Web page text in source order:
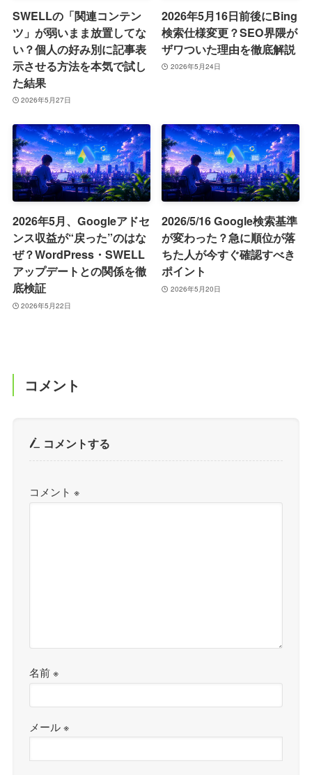
SWELLの「関連コンテン
ツ」が弱いまま放置してな
い？個人の好み別に記事表
示させる方法を本気で試し
た結果
2026年5月27日
2026年5月16日前後にBing
検索仕様変更？SEO界隈が
ザワついた理由を徹底解説
2026年5月24日
2026年5月、Googleアドセ
ンス収益が“戻った”のはな
ぜ？WordPress・SWELL
アップデートとの関係を徹
底検証
2026年5月22日
2026/5/16 Google検索基準
が変わった？急に順位が落
ちた人が今すぐ確認すべき
ポイント
2026年5月20日
コメント
コメントする
コメント※
名前※
メール※